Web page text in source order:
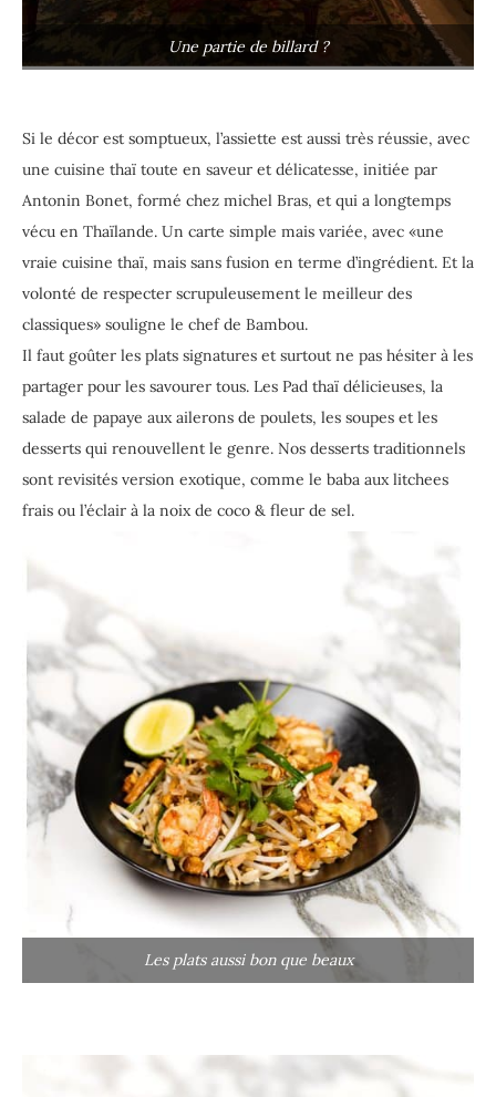
Une partie de billard ?
Si le décor est somptueux, l’assiette est aussi très réussie, avec
une cuisine thaï toute en saveur et délicatesse, initiée par
Antonin Bonet, formé chez michel Bras, et qui a longtemps
vécu en Thaïlande. Un carte simple mais variée, avec «une
vraie cuisine thaï, mais sans fusion en terme d’ingrédient. Et la
volonté de respecter scrupuleusement le meilleur des
classiques» souligne le chef de Bambou.
Il faut goûter les plats signatures et surtout ne pas hésiter à les
partager pour les savourer tous. Les Pad thaï délicieuses, la
salade de papaye aux ailerons de poulets, les soupes et les
desserts qui renouvellent le genre. Nos desserts traditionnels
sont revisités version exotique, comme le baba aux litchees
frais ou l’éclair à la noix de coco & fleur de sel.
Les plats aussi bon que beaux